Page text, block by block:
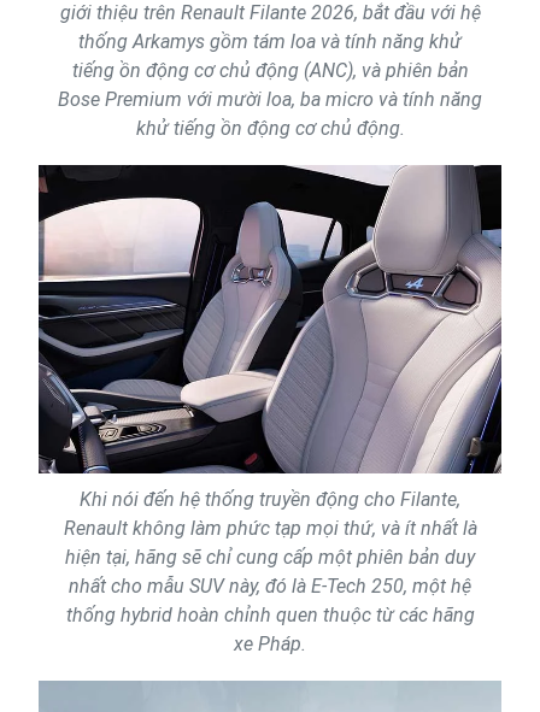
giới thiệu trên Renault Filante 2026, bắt đầu với hệ
thống Arkamys gồm tám loa và tính năng khử
tiếng ồn động cơ chủ động (ANC), và phiên bản
Bose Premium với mười loa, ba micro và tính năng
khử tiếng ồn động cơ chủ động.
Khi nói đến hệ thống truyền động cho Filante,
Renault không làm phức tạp mọi thứ, và ít nhất là
hiện tại, hãng sẽ chỉ cung cấp một phiên bản duy
nhất cho mẫu SUV này, đó là E-Tech 250, một hệ
thống hybrid hoàn chỉnh quen thuộc từ các hãng
xe Pháp.